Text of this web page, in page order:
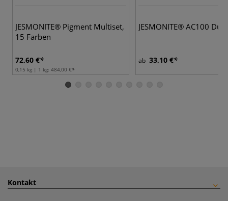
JESMONITE® Pigment Multiset,
15 Farben
72,60 €
0,15 kg | 1 kg: 484,00 €
JESMONITE® AC100
ab 33,10 €
Kontakt